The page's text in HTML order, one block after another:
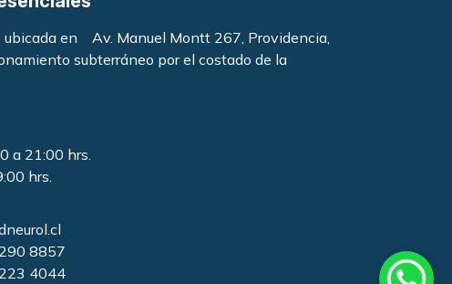
8857
4044
ubicada en Av. Manuel Montt 267, Providencia,
subterráneo por el costado de la
a 21:00 hrs.
hrs.